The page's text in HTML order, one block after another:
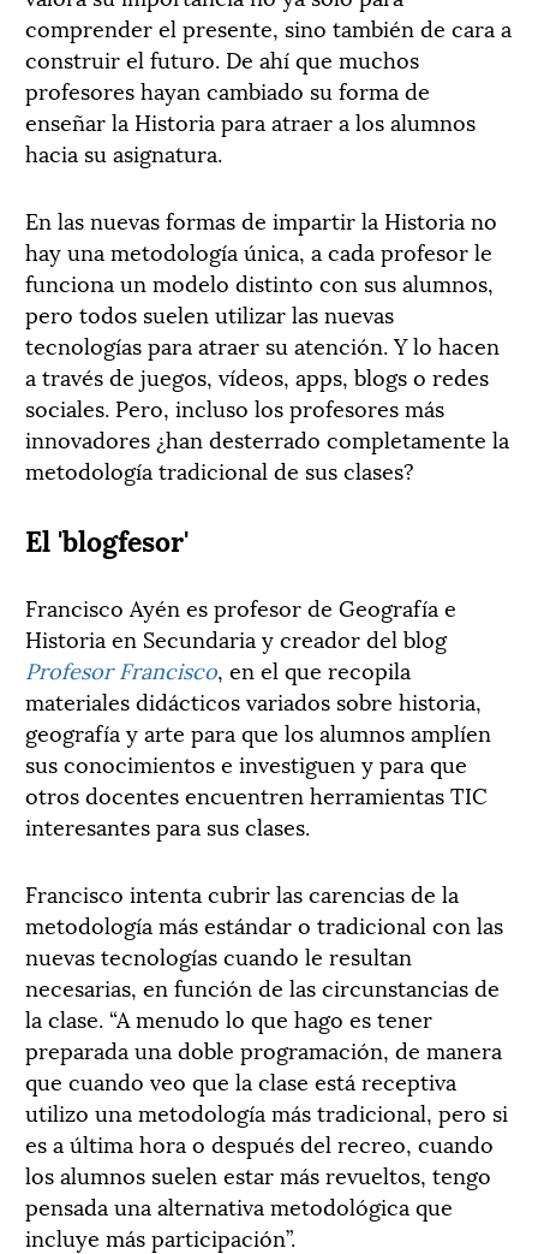
comprender el presente, sino también de cara a
construir el futuro. De ahí que muchos
profesores hayan cambiado su forma de
enseñar la Historia para atraer a los alumnos
hacia su asignatura.
En las nuevas formas de impartir la Historia no
hay una metodología única, a cada profesor le
funciona un modelo distinto con sus alumnos,
pero todos suelen utilizar las nuevas
tecnologías para atraer su atención. Y lo hacen
a través de juegos, vídeos, apps, blogs o redes
sociales. Pero, incluso los profesores más
innovadores ¿han desterrado completamente la
metodología tradicional de sus clases?
El 'blogfesor'
Francisco Ayén es profesor de Geografía e
Historia en Secundaria y creador del blog
Profesor Francisco, en el que recopila
materiales didácticos variados sobre historia,
geografía y arte para que los alumnos amplíen
sus conocimientos e investiguen y para que
otros docentes encuentren herramientas TIC
interesantes para sus clases.
Francisco intenta cubrir las carencias de la
metodología más estándar o tradicional con las
nuevas tecnologías cuando le resultan
necesarias, en función de las circunstancias de
la clase. “A menudo lo que hago es tener
preparada una doble programación, de manera
que cuando veo que la clase está receptiva
utilizo una metodología más tradicional, pero si
es a última hora o después del recreo, cuando
los alumnos suelen estar más revueltos, tengo
pensada una alternativa metodológica que
incluye más participación”.